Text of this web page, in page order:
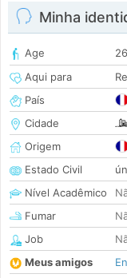
Minha
Age
Aqui para
País
Cidade
Origem
Estado Civil
Nível Acadêmico
Fumar
Job
Meus amigos